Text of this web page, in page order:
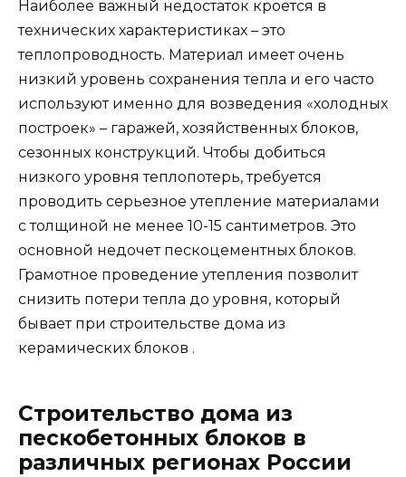
Наиболее важный недостаток кроется в
технических характеристиках – это
теплопроводность. Материал имеет очень
низкий уровень сохранения тепла и его часто
используют именно для возведения «холодных
построек» – гаражей, хозяйственных блоков,
сезонных конструкций. Чтобы добиться
низкого уровня теплопотерь, требуется
проводить серьезное утепление материалами
с толщиной не менее 10-15 сантиметров. Это
основной недочет пескоцементных блоков.
Грамотное проведение утепления позволит
снизить потери тепла до уровня, который
бывает при строительстве дома из
керамических блоков .
Строительство дома из
пескобетонных блоков в
различных регионах России